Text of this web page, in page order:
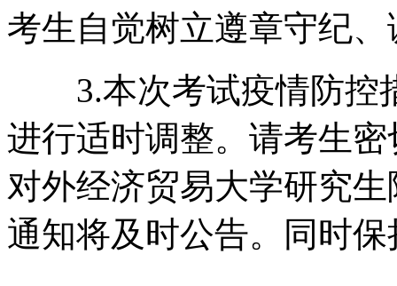
考生自觉树立遵章守纪
3.本次考试疫情防控
进行适时调整。请考生
对外经济贸易大学研究
通知将及时公告。同时